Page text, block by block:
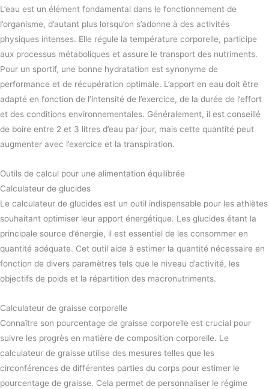
L’eau est un élément fondamental dans le fonctionnement de
l’organisme, d’autant plus lorsqu’on s’adonne à des activités
physiques intenses. Elle régule la température corporelle, participe
aux processus métaboliques et assure le transport des nutriments.
Pour un sportif, une bonne hydratation est synonyme de
performance et de récupération optimale. L’apport en eau doit être
adapté en fonction de l’intensité de l’exercice, de la durée de l’effort
et des conditions environnementales. Généralement, il est conseillé
de boire entre 2 et 3 litres d’eau par jour, mais cette quantité peut
augmenter avec l’exercice et la transpiration.
Outils de calcul pour une alimentation équilibrée
Calculateur de glucides
Le calculateur de glucides est un outil indispensable pour les athlètes
souhaitant optimiser leur apport énergétique. Les glucides étant la
principale source d’énergie, il est essentiel de les consommer en
quantité adéquate. Cet outil aide à estimer la quantité nécessaire en
fonction de divers paramètres tels que le niveau d’activité, les
objectifs de poids et la répartition des macronutriments.
Calculateur de graisse corporelle
Connaître son pourcentage de graisse corporelle est crucial pour
suivre les progrès en matière de composition corporelle. Le
calculateur de graisse utilise des mesures telles que les
circonférences de différentes parties du corps pour estimer le
pourcentage de graisse. Cela permet de personnaliser le régime